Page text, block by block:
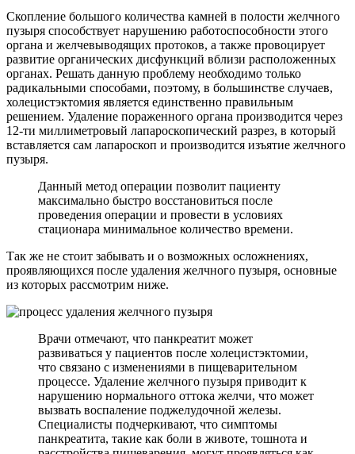
Скопление большого количества камней в полости желчного
пузыря способствует нарушению работоспособности этого
органа и желчевыводящих протоков, а также провоцирует
развитие органических дисфункций вблизи расположенных
органах. Решать данную проблему необходимо только
радикальными способами, поэтому, в большинстве случаев,
холецистэктомия является единственно правильным
решением. Удаление пораженного органа производится через
12-ти миллиметровый лапароскопический разрез, в который
вставляется сам лапароскоп и производится изъятие желчного
пузыря.
Данный метод операции позволит пациенту
максимально быстро восстановиться после
проведения операции и провести в условиях
стационара минимальное количество времени.
Так же не стоит забывать и о возможных осложнениях,
проявляющихся после удаления желчного пузыря, основные
из которых рассмотрим ниже.
Врачи отмечают, что панкреатит может
развиваться у пациентов после холецистэктомии,
что связано с изменениями в пищеварительном
процессе. Удаление желчного пузыря приводит к
нарушению нормального оттока желчи, что может
вызвать воспаление поджелудочной железы.
Специалисты подчеркивают, что симптомы
панкреатита, такие как боли в животе, тошнота и